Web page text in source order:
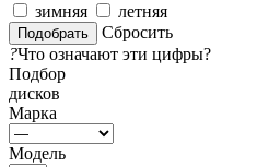
зимняя
летняя
Сбросить
?Что означают эти цифры?
Подбор
дисков
Марка
Модель